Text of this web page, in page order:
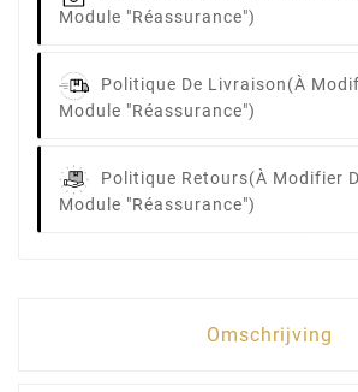
Module "Réassurance")
Politique De Livraison(à
Module "Réassurance")
Politique Retours(à Modifier
Module "Réassurance")
Omschrijving